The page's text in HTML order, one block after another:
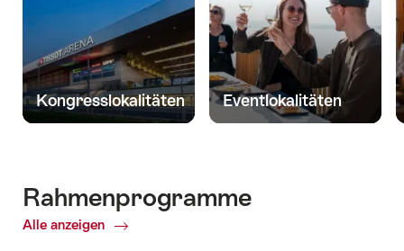
Kongresslokalitäten Eventlokalitäten
Rahmenprogramme
Alle anzeigen ofRahmenprogramme